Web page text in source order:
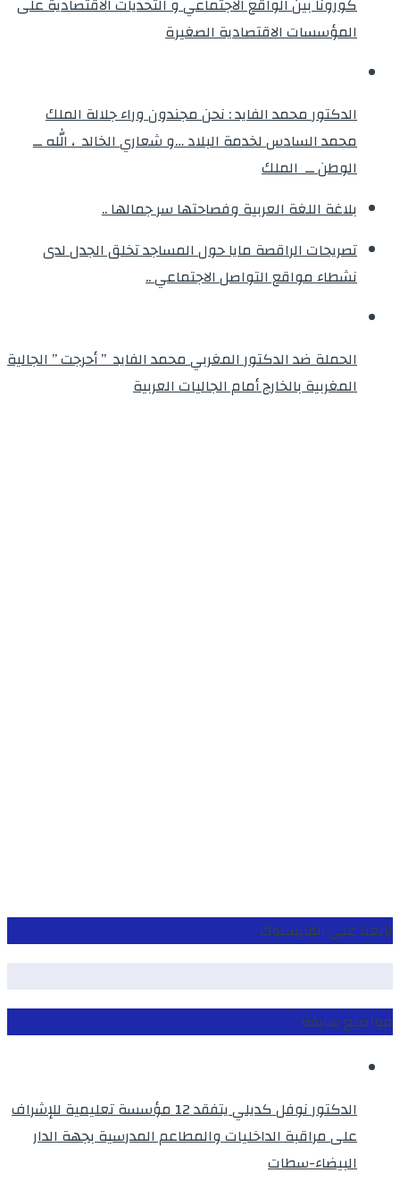
المؤسسات الاقتصادية الصغيرة
الدكتور محمد الفايد : نحن مجندون وراء جلالة الملك
محمد السادس لخدمة البلاد …و شعاري الخالد ، الله ــ
الوطن ــ الملك
بلاغة اللغة العربية وفصاحتها سر جمالها ..
تصريحات الراقصة مايا حول المساجد تخلق الجدل لدى
نشطاء مواقع التواصل الاجتماعي ..
الحملة ضد الدكتور المغربي محمد الفايد ” أحرجت ” الجالية
المغربية بالخارج أمام الجاليات العربية
تابعنا على الفايسبوك
مواضيع سابقة
الدكتور نوفل كديلي يتفقد 12 مؤسسة تعليمية للإشراف
على مراقبة الداخليات والمطاعم المدرسية بجهة الدار
البيضاء-سطات